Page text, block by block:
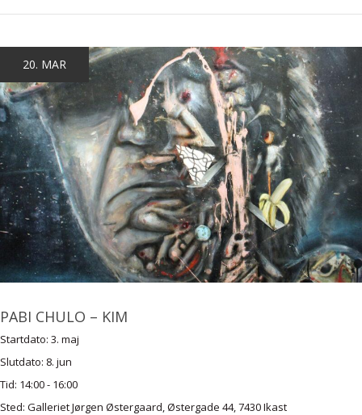
20. MAR
PABI CHULO – KIM
Startdato: 3. maj
Slutdato: 8. jun
Tid: 14:00 - 16:00
Sted: Galleriet Jørgen Østergaard, Østergade 44, 7430 Ikast